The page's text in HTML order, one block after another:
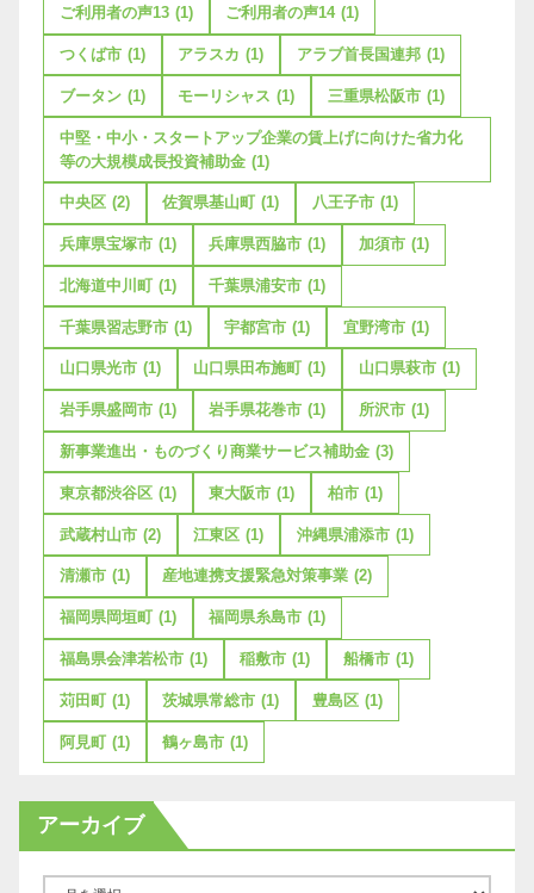
ご利用者の声13 (1) ご利用者の声14 (1)
つくば市 (1) アラスカ (1) アラブ首長国連邦 (1)
ブータン (1) モーリシャス (1) 三重県松阪市 (1)
中堅・中小・スタートアップ企業の賃上げに向けた省力化
等の大規模成長投資補助金 (1)
中央区 (2) 佐賀県基山町 (1) 八王子市 (1)
兵庫県宝塚市 (1) 兵庫県西脇市 (1) 加須市 (1)
北海道中川町 (1) 千葉県浦安市 (1)
千葉県習志野市 (1) 宇都宮市 (1) 宜野湾市 (1)
山口県光市 (1) 山口県田布施町 (1) 山口県萩市 (1)
岩手県盛岡市 (1) 岩手県花巻市 (1) 所沢市 (1)
新事業進出・ものづくり商業サービス補助金 (3)
東京都渋谷区 (1) 東大阪市 (1) 柏市 (1)
武蔵村山市 (2) 江東区 (1) 沖縄県浦添市 (1)
清瀬市 (1) 産地連携支援緊急対策事業 (2)
福岡県岡垣町 (1) 福岡県糸島市 (1)
福島県会津若松市 (1) 稲敷市 (1) 船橋市 (1)
苅田町 (1) 茨城県常総市 (1) 豊島区 (1)
阿見町 (1) 鶴ヶ島市 (1)
アーカイブ